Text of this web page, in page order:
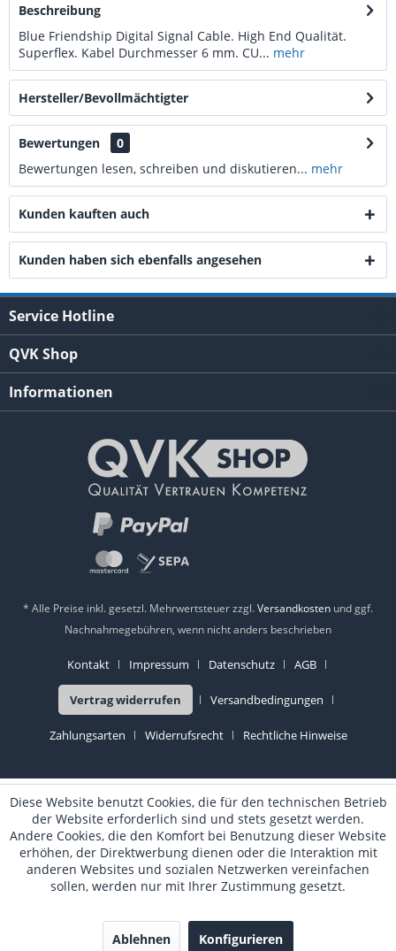
Beschreibung
Blue Friendship Digital Signal Cable. High End Qualität.
Superflex. Kabel Durchmesser 6 mm. CU... mehr
Hersteller/Bevollmächtigter
Bewertungen
0
Bewertungen lesen, schreiben und diskutieren... mehr
Kunden kauften auch
Kunden haben sich ebenfalls angesehen
Service Hotline
QVK Shop
Informationen
* Alle Preise inkl. gesetzl. Mehrwertsteuer zzgl.Versandkosten und ggf.
Nachnahmegebühren, wenn nicht anders beschrieben
Kontakt Impressum Datenschutz AGB
Vertrag widerrufen Versandbedingungen
Zahlungsarten Widerrufsrecht Rechtliche Hinweise
Diese Website benutzt Cookies, die für den technischen Betrieb
der Website erforderlich sind und stets gesetzt werden.
Andere Cookies, die den Komfort bei Benutzung dieser Website
erhöhen, der Direktwerbung dienen oder die Interaktion mit
anderen Websites und sozialen Netzwerken vereinfachen
sollen, werden nur mit Ihrer Zustimmung gesetzt.
Ablehnen Konfigurieren